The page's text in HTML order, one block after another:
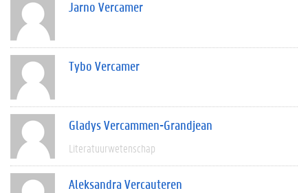
Jarno Vercamer
Tybo Vercamer
Gladys Vercammen-Grandjean
Literatuurwetenschap
Aleksandra Vercauteren